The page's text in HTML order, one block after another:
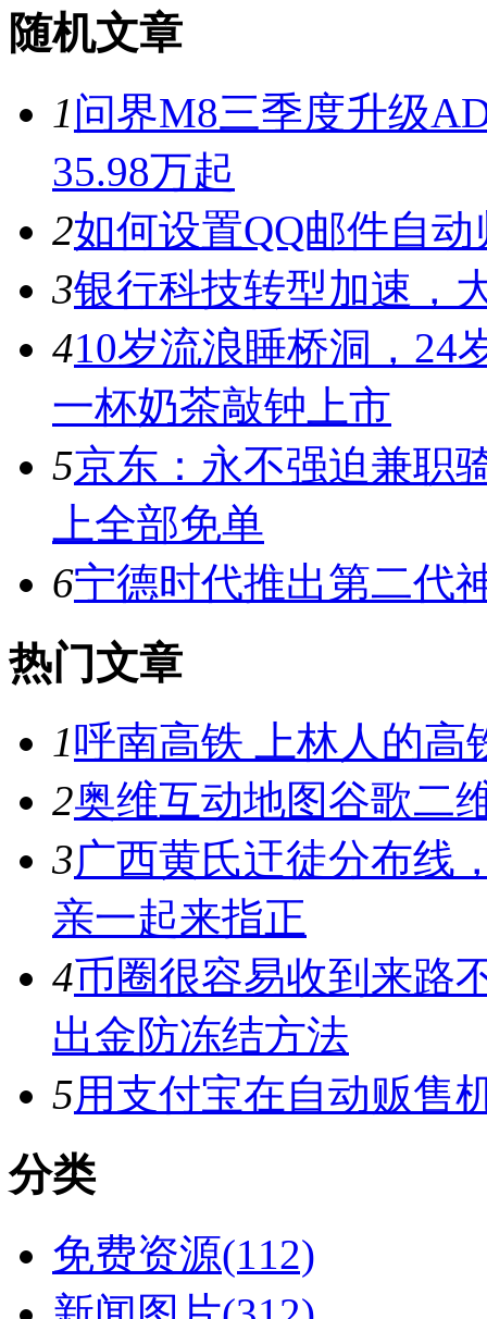
随机文章
1问界M8三季度升级
35.98万起
2如何设置QQ邮件自动
3银行科技转型加速，
410岁流浪睡桥洞，24
一杯奶茶敲钟上市
5京东：永不强迫兼职
上全部免单
6宁德时代推出第二代
热门文章
1呼南高铁 上林人的高
2奥维互动地图谷歌二
3广西黄氏迀徒分布线
亲一起来指正
4币圈很容易收到来路
出金防冻结方法
5用支付宝在自动贩售
分类
免费资源(112)